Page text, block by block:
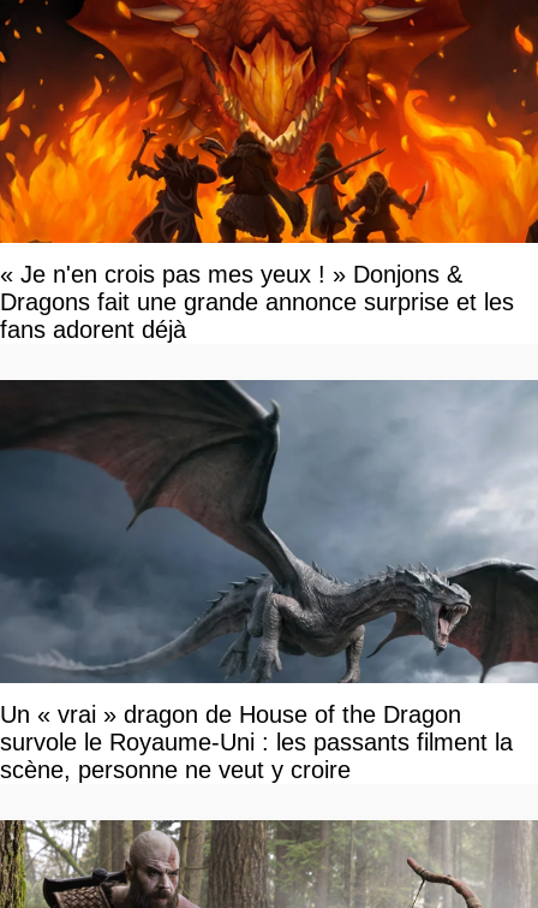
« Je n'en crois pas mes yeux ! » Donjons &
Dragons fait une grande annonce surprise et les
fans adorent déjà
Un « vrai » dragon de House of the Dragon
survole le Royaume-Uni : les passants filment la
scène, personne ne veut y croire